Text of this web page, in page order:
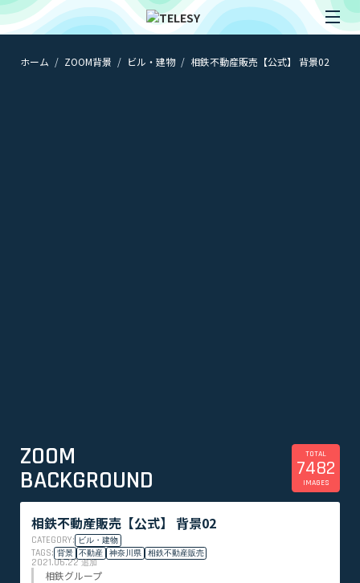
ホーム
ホーム ZOOM背景 ビル・建物 相鉄不動産販売【公式】 背景02
ZOOM
BACKGROUND
TOTAL
7482
IMAGES
相鉄不動産販売【公式】 背景02
CATEGORY: ビル・建物
TAGS: 背景 不動産 神奈川県 相鉄不動産販売
2021.06.22追加
相鉄グループ